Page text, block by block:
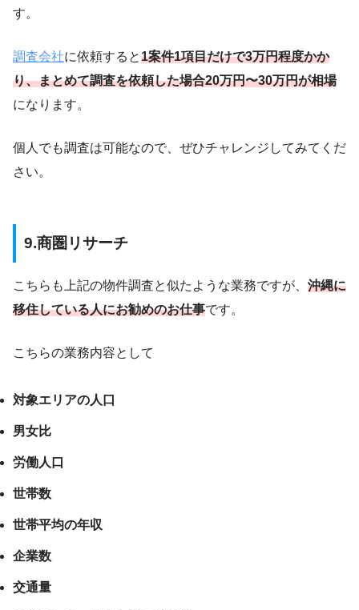
す。
調査会社に依頼すると1案件1項目だけで3万円程度かか
り、まとめて調査を依頼した場合20万円〜30万円が相場
になります。
個人でも調査は可能なので、ぜひチャレンジしてみてくだ
さい。
9.商圏リサーチ
こちらも上記の物件調査と似たような業務ですが、 沖縄に
移住している人にお勧めのお仕事です。
こちらの業務内容として
対象エリアの人口
男女比
労働人口
世帯数
世帯平均の年収
企業数
交通量